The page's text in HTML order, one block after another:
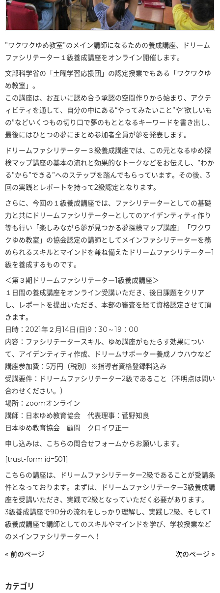
”ワクワクゆめ教室”のメイン講師になるための養成講座、ドリーム
ファシリテーター１級養成講座をオンライン開催します。
文部科学省の「土曜学習応援団」の認定授業でもある「ワクワクゆ
め教室」。
この講座は、お互いに認め合う承認の空間作りから始まり、アクテ
ィビティを通して、自分の中にある“やってみたいこと”や“欲しいも
の”などいくつもの切り口で夢のもととなるキーワードを書き出し、
最後にはひとつの夢にまとめ参加者全員が夢を発表します。
ドリームファシリテーター３級養成講座では、この元となるゆめ探
検マップ講座の基本の流れと効果的なトークなどをお伝えし、”わか
る”から”できる”へのステップを踏んでもらっています。その後、3
回の実践とレポートを持って2級認定となります。
さらに、今回の１級養成講座では、ファシリテーターとしての基礎
力と共にドリームファシリテーターとしてのアイデンティティ作り
等も行い「楽しみながら夢が見つかる夢探検マップ講座」「ワクワ
クゆめ教室」の協会認定の講師としてメインファシリテーターを務
められるスキルとマインドを兼ね備えたドリームファシリテーター1
級を養成するものです。
＜第３期ドリームファシリテーター1級養成講座＞
１日間の養成講座をオンライン受講いただき、後日課題をクリア
し、レポートを提出いただき、本部の審査を経て資格認定させて頂
きます。
日時：2021年２月14日(日)9：30～19：00
内容：ファシリテータースキル、ゆめ講座がもたらす効果につい
て、アイデンティティ作成、ドリームサポーター養成ノウハウなど
講座参加費：5万円（税別）※指導者資格登録料込み
受講要件：ドリームファシリテーター2級であること（不明点は問い
合わせください。）
場所：zoomオンライン
講師：日本ゆめ教育協会 代表理事：菅野知良
日本ゆめ教育協会 顧問 クロイワ正一
申し込みは、こちらの問合せフォームからお願いします。
[trust-form id=501]
こちらの講座は、ドリームファシリテーター2級であることが受講条
件となっております。まずは、ドリームファシリテーター3級養成講
座を受講いただき、実践で2級となっていただく必要があります。
3級養成講座で90分の流れをしっかり理解し、実践し2級、そして1
級養成講座で講師としてのスキルやマインドを学び、学校授業など
のメインファシリテーターへ！
« 前のページ
次のページ »
カテゴリ